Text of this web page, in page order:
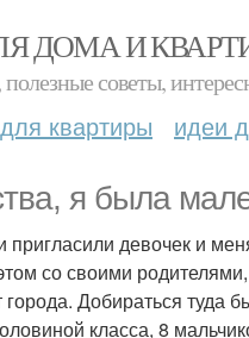
ДОМА И
советы,
квартиры идеи
я была
девочек и
со своими
Добираться туда
класса, 8